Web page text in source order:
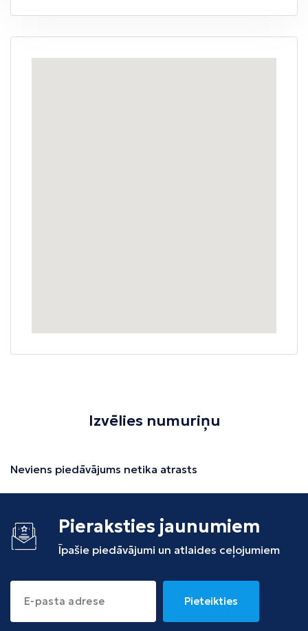
Izvēlies numuriņu
Neviens piedāvājums netika atrasts
Pieraksties jaunumiem
Īpašie piedāvājumi un atlaides ceļojumiem
Pieteikties